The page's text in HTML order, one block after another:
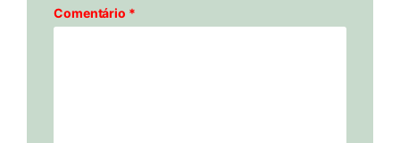
Comentário *